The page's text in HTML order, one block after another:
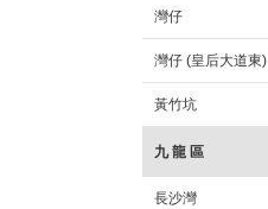
灣仔
灣仔 (皇后大道東)
黃竹坑
九 龍 區
長沙灣